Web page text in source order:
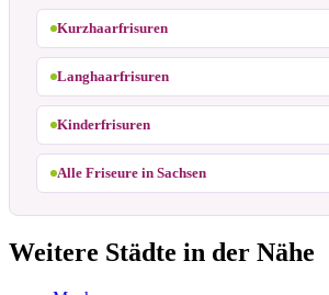
Kurzhaarfrisuren
Langhaarfrisuren
Kinderfrisuren
Alle Friseure in Sachsen
Weitere Städte in der Nähe